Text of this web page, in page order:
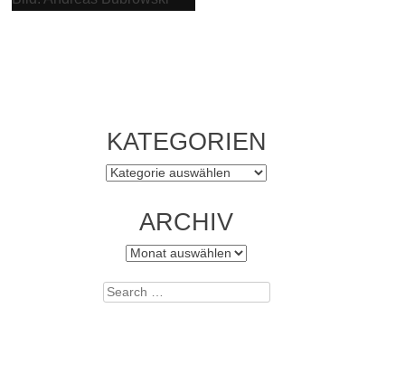
KATEGORIEN
Kategorien
ARCHIV
Archiv
Search